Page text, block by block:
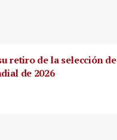
retiro de la selección de
de 2026